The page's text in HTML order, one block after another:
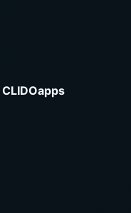
CLIDOapps